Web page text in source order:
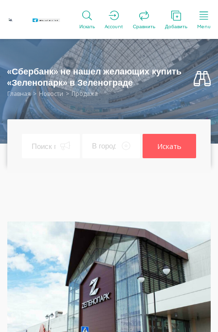
Искать Account Сравнить Добавить Menu
«Сбербанк» не нашел желающих купить
«Зеленопарк» в Зеленограде
Главная Новости Продажа
Искать